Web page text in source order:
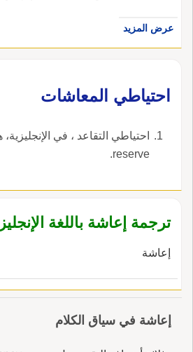
عرض المزيد
احتياطي المعاشات
reserve.
ترجمة إعاشة باللغة
إعاشة
إعاشة في سياق الكلام